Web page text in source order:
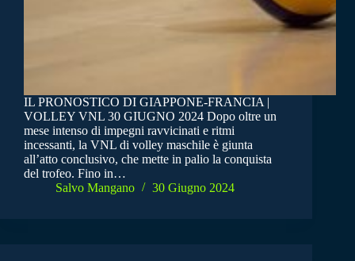
IL PRONOSTICO DI GIAPPONE-FRANCIA |
VOLLEY VNL 30 GIUGNO 2024 Dopo oltre un
mese intenso di impegni ravvicinati e ritmi
incessanti, la VNL di volley maschile è giunta
all’atto conclusivo, che mette in palio la conquista
del trofeo. Fino in…
Salvo Mangano
30 Giugno 2024